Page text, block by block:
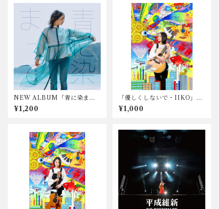
NEW ALBUM「青に染まっ
て」歌詞ブック
¥1,200
「優しくしないで・IIKO」ポ
ストカード
¥1,000